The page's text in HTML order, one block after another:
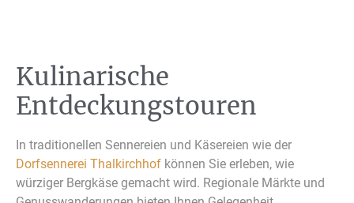
Kulinarische
Entdeckungstouren
In traditionellen Sennereien und Käsereien wie der
Dorfsennerei Thalkirchhof können Sie erleben, wie
würziger Bergkäse gemacht wird. Regionale Märkte und